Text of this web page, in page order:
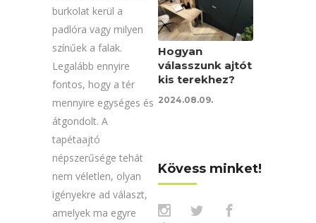
burkolat kerül a
padlóra vagy milyen
színűek a falak.
Legalább ennyire
fontos, hogy a tér
mennyire egységes és
átgondolt. A
tapétaajtó
népszerűsége tehát
nem véletlen, olyan
igényekre ad választ,
amelyek ma egyre
Hogyan
válasszunk ajtót
kis terekhez?
2024.08.09.
Kövess minket!